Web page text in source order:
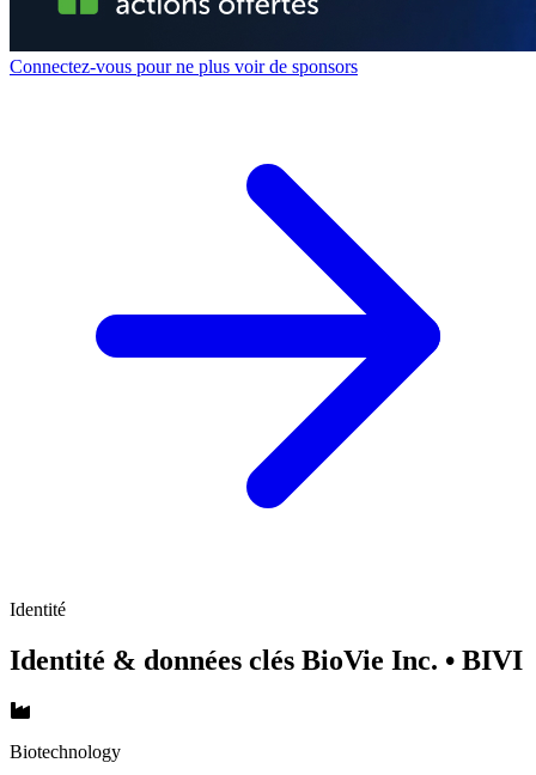
Connectez-vous pour ne plus voir de sponsors
Identité
Identité & données clés BioVie Inc. • BIVI
Biotechnology